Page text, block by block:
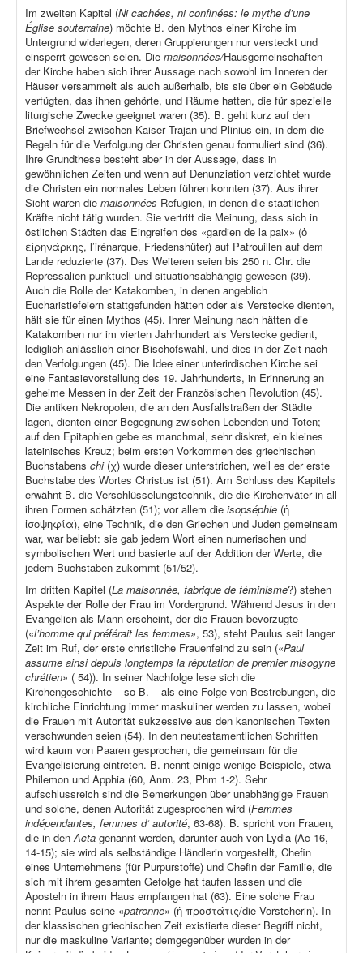
Im zweiten Kapitel (Ni cachées, ni confinées: le mythe d’une
Église souterraine) möchte B. den Mythos einer Kirche im
Untergrund widerlegen, deren Gruppierungen nur versteckt und
einsperrt gewesen seien. Die maisonnées/Hausgemeinschaften
der Kirche haben sich ihrer Aussage nach sowohl im Inneren der
Häuser versammelt als auch außerhalb, bis sie über ein Gebäude
verfügten, das ihnen gehörte, und Räume hatten, die für spezielle
liturgische Zwecke geeignet waren (35). B. geht kurz auf den
Briefwechsel zwischen Kaiser Trajan und Plinius ein, in dem die
Regeln für die Verfolgung der Christen genau formuliert sind (36).
Ihre Grundthese besteht aber in der Aussage, dass in
gewöhnlichen Zeiten und wenn auf Denunziation verzichtet wurde
die Christen ein normales Leben führen konnten (37). Aus ihrer
Sicht waren die maisonnées Refugien, in denen die staatlichen
Kräfte nicht tätig wurden. Sie vertritt die Meinung, dass sich in
östlichen Städten das Eingreifen des «gardien de la paix» (ὁ
εἰρηνάρκης, l’irénarque, Friedenshüter) auf Patrouillen auf dem
Lande reduzierte (37). Des Weiteren seien bis 250 n. Chr. die
Repressalien punktuell und situationsabhängig gewesen (39).
Auch die Rolle der Katakomben, in denen angeblich
Eucharistiefeiern stattgefunden hätten oder als Verstecke dienten,
hält sie für einen Mythos (45). Ihrer Meinung nach hätten die
Katakomben nur im vierten Jahrhundert als Verstecke gedient,
lediglich anlässlich einer Bischofswahl, und dies in der Zeit nach
den Verfolgungen (45). Die Idee einer unterirdischen Kirche sei
eine Fantasievorstellung des 19. Jahrhunderts, in Erinnerung an
geheime Messen in der Zeit der Französischen Revolution (45).
Die antiken Nekropolen, die an den Ausfallstraßen der Städte
lagen, dienten einer Begegnung zwischen Lebenden und Toten;
auf den Epitaphien gebe es manchmal, sehr diskret, ein kleines
lateinisches Kreuz; beim ersten Vorkommen des griechischen
Buchstabens chi (χ) wurde dieser unterstrichen, weil es der erste
Buchstabe des Wortes Christus ist (51). Am Schluss des Kapitels
erwähnt B. die Verschlüsselungstechnik, die die Kirchenväter in all
ihren Formen schätzten (51); vor allem die isopséphie (ἡ
ἰσοψηφία), eine Technik, die den Griechen und Juden gemeinsam
war, war beliebt: sie gab jedem Wort einen numerischen und
symbolischen Wert und basierte auf der Addition der Werte, die
jedem Buchstaben zukommt (51/52).
Im dritten Kapitel (La maisonnée, fabrique de féminisme?) stehen
Aspekte der Rolle der Frau im Vordergrund. Während Jesus in den
Evangelien als Mann erscheint, der die Frauen bevorzugte
(«l’homme qui préférait les femmes», 53), steht Paulus seit langer
Zeit im Ruf, der erste christliche Frauenfeind zu sein («Paul
assume ainsi depuis longtemps la réputation de premier misogyne
chrétien» ( 54)). In seiner Nachfolge lese sich die
Kirchengeschichte – so B. – als eine Folge von Bestrebungen, die
kirchliche Einrichtung immer maskuliner werden zu lassen, wobei
die Frauen mit Autorität sukzessive aus den kanonischen Texten
verschwunden seien (54). In den neutestamentlichen Schriften
wird kaum von Paaren gesprochen, die gemeinsam für die
Evangelisierung eintreten. B. nennt einige wenige Beispiele, etwa
Philemon und Apphia (60, Anm. 23, Phm 1-2). Sehr
aufschlussreich sind die Bemerkungen über unabhängige Frauen
und solche, denen Autorität zugesprochen wird (Femmes
indépendantes, femmes d‘ autorité, 63-68). B. spricht von Frauen,
die in denActa genannt werden, darunter auch von Lydia (Ac 16,
14-15); sie wird als selbständige Händlerin vorgestellt, Chefin
eines Unternehmens (für Purpurstoffe) und Chefin der Familie, die
sich mit ihrem gesamten Gefolge hat taufen lassen und die
Aposteln in ihrem Haus empfangen hat (63). Eine solche Frau
nennt Paulus seine «patronne» (ἡ προστάτις/die Vorsteherin). In
der klassischen griechischen Zeit existierte dieser Begriff nicht,
nur die maskuline Variante; demgegenüber wurden in der